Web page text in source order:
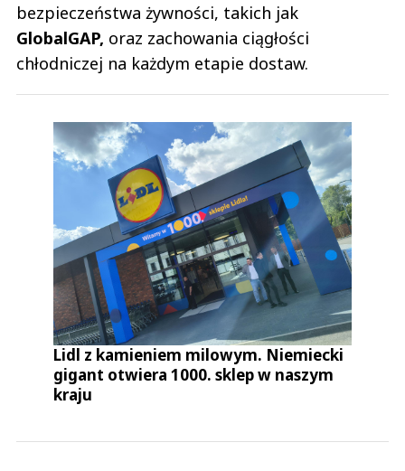
bezpieczeństwa żywności, takich jak
GlobalGAP, oraz zachowania ciągłości
chłodniczej na każdym etapie dostaw.
Lidl z kamieniem milowym. Niemiecki
gigant otwiera 1000. sklep w naszym
kraju